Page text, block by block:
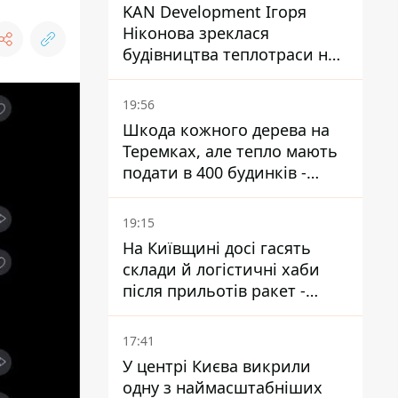
KAN Development Ігоря
Ніконова зреклася
будівництва теплотраси на
Теремках
19:56
Шкода кожного дерева на
Теремках, але тепло мають
подати в 400 будинків -
депутатка Київради
19:15
На Київщині досі гасять
склади й логістичні хаби
після прильотів ракет -
ДСНС
17:41
У центрі Києва викрили
одну з наймасштабніших